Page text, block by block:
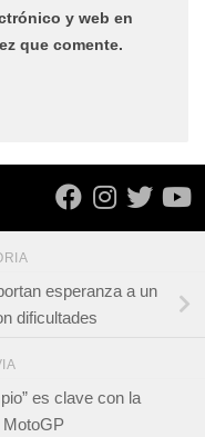
y web en
que comente.
esperanza a un
dificultades
es clave con la
MotoGP